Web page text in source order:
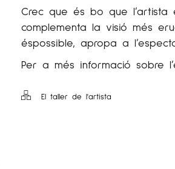
Crec que és bo que l’artista
complementa la visió més
éspossible, apropa a
Per a més informació sobre
El taller de l'artista